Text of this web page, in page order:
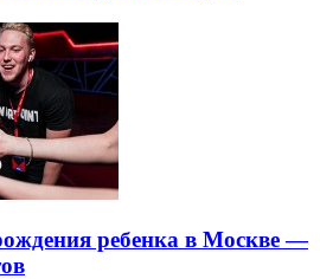
ребенка в Москве —